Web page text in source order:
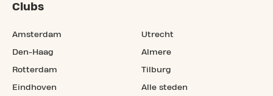
Clubs
Amsterdam
Den-Haag
Rotterdam
Eindhoven
Utrecht
Almere
Tilburg
Alle steden